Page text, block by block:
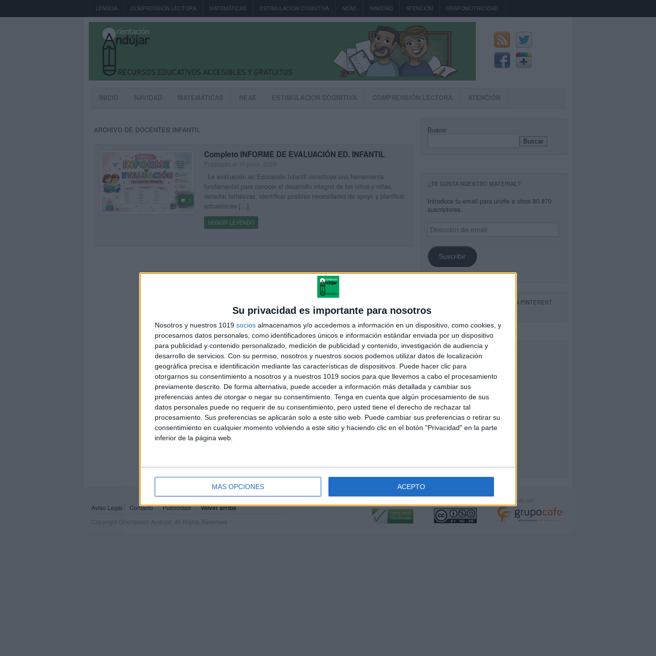
Su privacidad es importante para nosotros
Nosotros y nuestros 1019 socios almacenamos y/o accedemos a información en un dispositivo, como cookies, y
procesamos datos personales, como identificadores únicos e información estándar enviada por un dispositivo
para publicidad y contenido personalizado, medición de publicidad y contenido, investigación de audiencia y
desarrollo de servicios. Con su permiso, nosotros y nuestros socios podemos utilizar datos de localización
geográfica precisa e identificación mediante las características de dispositivos. Puede hacer clic para
otorgarnos su consentimiento a nosotros y a nuestros 1019 socios para que llevemos a cabo el procesamiento
previamente descrito. De forma alternativa, puede acceder a información más detallada y cambiar sus
preferencias antes de otorgar o negar su consentimiento. Tenga en cuenta que algún procesamiento de sus
datos personales puede no requerir de su consentimiento, pero usted tiene el derecho de rechazar tal
procesamiento. Sus preferencias se aplicarán solo a este sitio web. Puede cambiar sus preferencias o retirar su
consentimiento en cualquier momento volviendo a este sitio y haciendo clic en el botón "Privacidad" en la parte
inferior de la página web.
MÁS OPCIONES ACEPTO
LENGUA COMPRENSIÓN LECTORA MATEMÁTICAS ESTIMULACION COGNITIVA NEAE NAVIDAD ATENCIÓN GRAFOMOTRICIDAD
INICIO NAVIDAD MATEMÁTICAS NEAE ESTIMULACION COGNITIVA COMPRENSIÓN LECTORA ATENCIÓN
ARCHIVO DE DOCENTES INFANTIL
1
Completo INFORME DE EVALUACIÓN ED. INFANTIL
La evaluación en Educación Infantil constituye una herramienta
fundamental para conocer el desarrollo integral de los niños y niñas,
detectar fortalezas, identificar posibles necesidades de apoyo y planificar
actuaciones […]
SEGUIR LEYENDO
Buscar
Buscar
¿TE GUSTA NUESTRO MATERIAL?
Introduce tu email para unirte a otros 80.870
suscriptores.
Dirección
de
Suscribir
SIGUE NUESTROS TABLEROS EN PINTEREST
Aviso Legal Contacto Publicidad Volver arriba
Copyright Orientacion Andujar. All Rights Reserved